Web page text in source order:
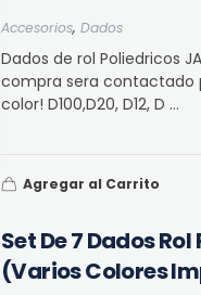
Set De 7 Dados
(varios Colores
Accesorios, Dados
Dados de rol Poliedricos
compra sera contactado
color! D100,D20, D12, D ...
Agregar al Carrito